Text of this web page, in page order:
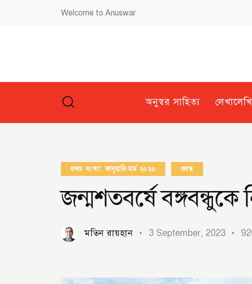
Welcome to Anuswar
অনুস্বর সাহিত্য লেখালেখি
প্রথম সংখ্যা: জানুয়ারি-মার্চ ২০২৩ প্রবন্ধ
জন্মশতবর্ষে
মতিন রায়হান 3 September, 2023